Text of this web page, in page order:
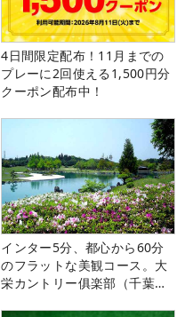
4日間限定配布！11月までの
プレーに2回使える1,500円分
クーポン配布中！
インター5分、都心から60分
のフラットな美観コース。大
栄カントリー俱楽部（千葉